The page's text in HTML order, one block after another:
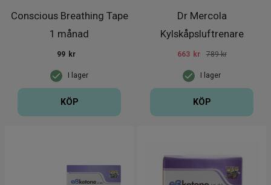
Conscious Breathing Tape
1 månad
I lager
99 kr
KÖP
Dr Mercola
Kylskåpsluftrenare
I lager
663 kr 789 kr
KÖP